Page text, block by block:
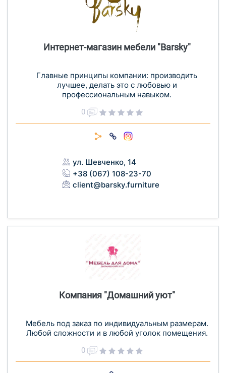
Интернет-магазин мебели "Barsky"
Главные принципы компании: производить
лучшее, делать это с любовью и
профессиональным навыком.
0
ул. Шевченко, 14
+38 (067) 108-23-70
client@barsky.furniture
Компания "Домашний уют"
Мебель под заказ по индивидуальным размерам.
Любой сложности и в любой уголок помещения.
0